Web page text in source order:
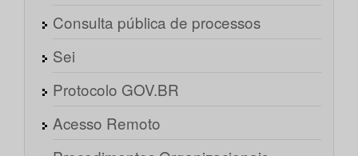
Consulta pública de processos
Sei
Protocolo GOV.BR
Acesso Remoto